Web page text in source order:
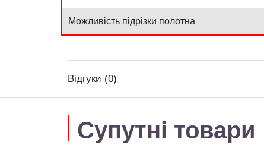
Можливість підрізки полотна
Відгуки (0)
Супутні товари